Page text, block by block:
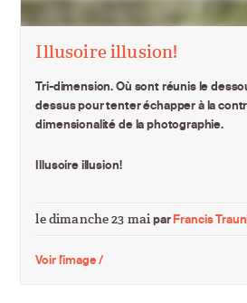
Illusoire illusion!
Tri-dimension. Où sont réunis le
dessus pour tenter échapper à la
dimensionalité de la photographie.
Illusoire illusion!
le dimanche 23 maiparFrancis
Voir l'image /